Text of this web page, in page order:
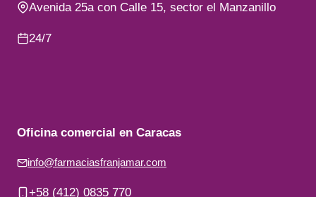
Avenida 25a con Calle 15, sector el Manzanillo
24/7
Oficina comercial en Caracas
info@farmaciasfranjamar.com
+58 (412) 0835 770